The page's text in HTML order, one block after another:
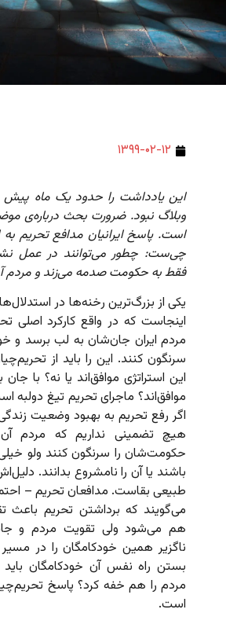
۱۳۹۹-۰۲-۱۲
این یادداشت را حدود یک ماه پیش
وبلاگ نبود. ضرورت بحث درباره‌ی
است. پاسخ ایرانیان مدافع تحریم
چی‌ست: چطور می‌توانند در عمل
فقط به حکومت صدمه می‌زند و مردم
یکی از بزرگ‌ترین رخنه‌ها در
اینجاست که در واقع کارکرد اصلی
مردم ایران جان‌شان به لب برسد و
سرنگون کنند. این را باید از
این استراتژی موافق‌اند یا نه؟ با
موافق‌‌اند؟ ماجرای تحریم تیغ دولبه
اگر رفع تحریم به بهبود وضعیت
هیچ تضمینی نداریم که مردم
حکومت‌شان را سرنگون کنند ولو
باشند یا آن را نامشروع بدانند.
طبیعی بقاست. مدافعان تحریم –
می‌گویند که برداشتن تحریم باعث
هم می‌شود ولی تقویت مردم و
ناگزیر همین خودکامگان را در مسیر
بستن راه نفس آن خودکامگان
مردم را هم خفه کرد؟ پاسخ
است.